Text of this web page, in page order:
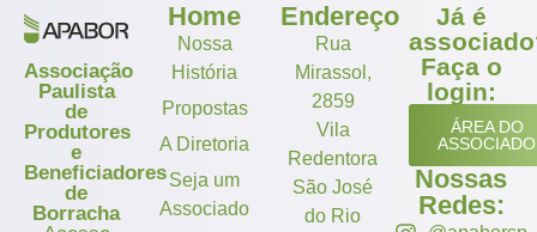
Associação
Paulista
de
Produtores
e
Beneficiadores
de
Borracha
Home
Nossa
História
Propostas
A Diretoria
Seja um
Associado
Endereço
Rua
Mirassol,
2859
Vila
Redentora
São José
do Rio
Já é
Faça o
login:
ÁREA DO
ASSOCIADO
Nossas
Redes: